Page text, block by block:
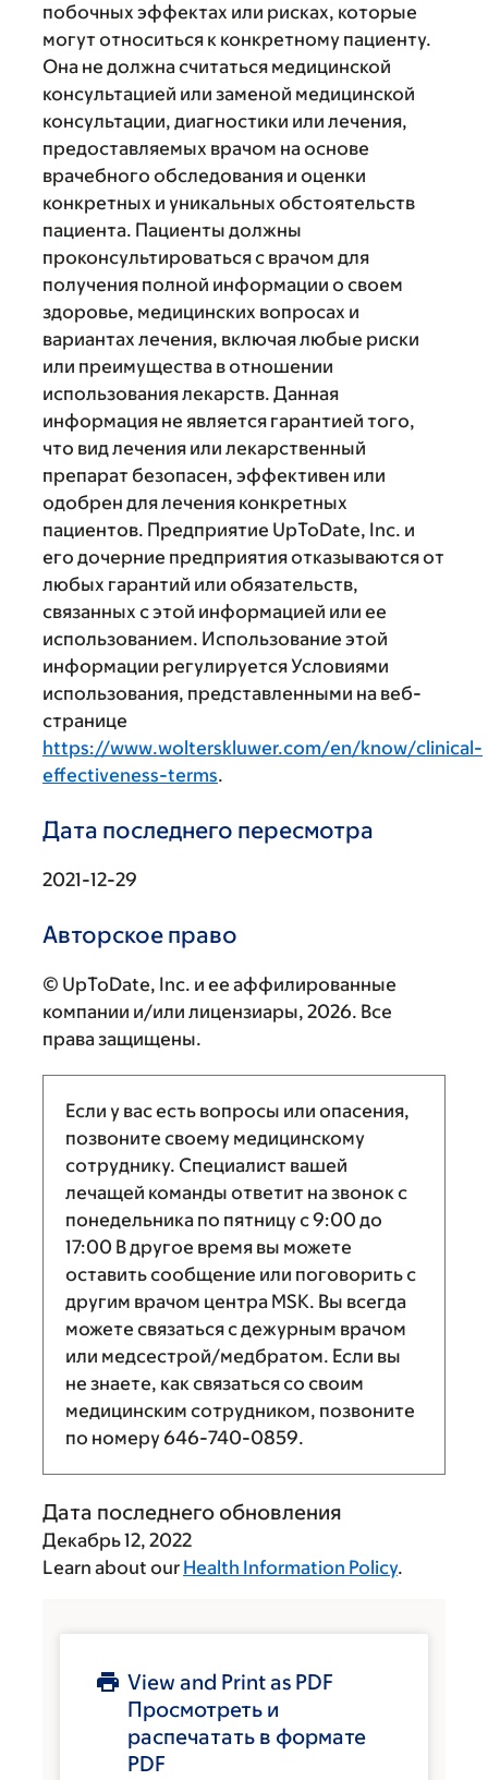
побочных эффектах или рисках, которые
могут относиться к конкретному пациенту.
Она не должна считаться медицинской
консультацией или заменой медицинской
консультации, диагностики или лечения,
предоставляемых врачом на основе
врачебного обследования и оценки
конкретных и уникальных обстоятельств
пациента. Пациенты должны
проконсультироваться с врачом для
получения полной информации о своем
здоровье, медицинских вопросах и
вариантах лечения, включая любые риски
или преимущества в отношении
использования лекарств. Данная
информация не является гарантией того,
что вид лечения или лекарственный
препарат безопасен, эффективен или
одобрен для лечения конкретных
пациентов. Предприятие UpToDate, Inc. и
его дочерние предприятия отказываются от
любых гарантий или обязательств,
связанных с этой информацией или ее
использованием. Использование этой
информации регулируется Условиями
использования, представленными на веб-
странице
https://www.wolterskluwer.com/en/know/clinical-
effectiveness-terms.
Дата последнего пересмотра
2021-12-29
Авторское право
© UpToDate, Inc. и ее аффилированные
компании и/или лицензиары, 2026. Все
права защищены.
Если у вас есть вопросы или опасения,
позвоните своему медицинскому
сотруднику. Специалист вашей
лечащей команды ответит на звонок с
понедельника по пятницу с9:00 до
17:00 В другое время вы можете
оставить сообщение или поговорить с
другим врачом центра MSK. Вы всегда
можете связаться с дежурным врачом
или медсестрой/медбратом. Если вы
не знаете, как связаться со своим
медицинским сотрудником, позвоните
по номеру646-740-0859.
Дата последнего обновления
Декабрь 12, 2022
Learn about our Health Information Policy.
View and Print as PDF
Просмотреть и
распечатать в формате
PDF